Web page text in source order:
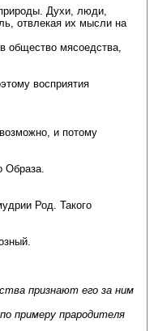
Духи, люди,
отвлекая их мысли на
общество мясоедства,
восприятия
и потому
Образа.
Род. Такого
признают его за ним
примеру прародителя